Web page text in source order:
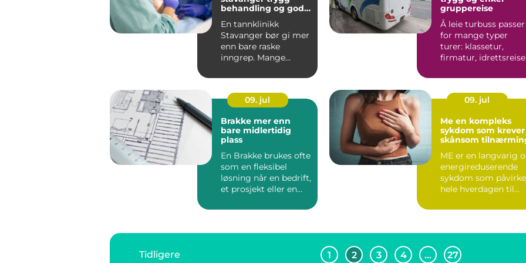
behandling og gode
En tannklinikk
Stavanger bør gi mer
enn bare raske
inngrep. Mange
kombinasjon av
faglig dy...
gruppereise
Å leie turbuss passer
for mange typer
turer: klassetur,
firmatur,
09. jul
Brakke mer enn
bare midlertidig
plass
En Brakke brukes ofte
som en fleksibel
løsning når en bedrift,
et prosjekt eller en
09. jul
Me en kompleks
sykdom som krever
skånsom
ME er en langvarig
energireduserende
sykdom som
hele hverdagen til
Mange...
Tidligere 1 2 3 4 … 27